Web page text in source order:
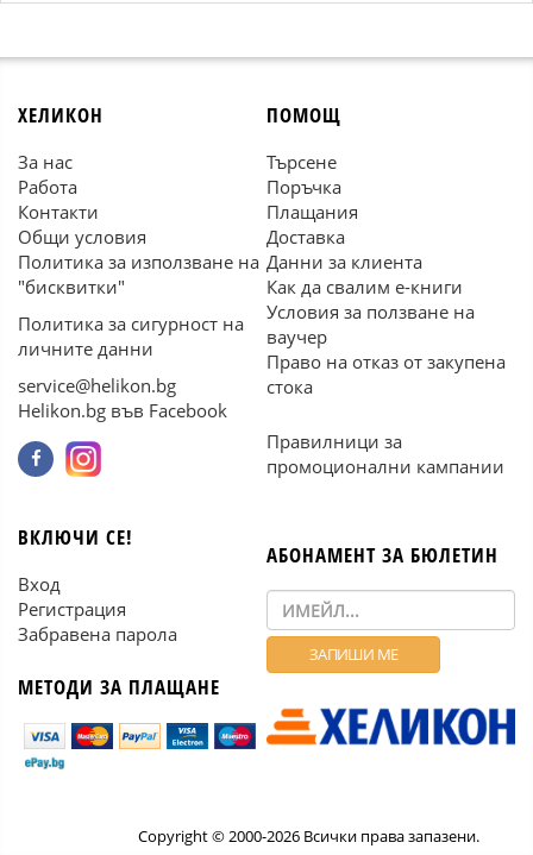
ХЕЛИКОН
За нас
Работа
Контакти
Общи условия
Политика за използване на
"бисквитки"
Политика за сигурност на
личните данни
service@helikon.bg
Helikon.bg във Facebook
ПОМОЩ
Търсене
Поръчка
Плащания
Доставка
Данни за клиента
Как да свалим е-книги
Условия за ползване на
ваучер
Право на отказ от закупена
стока
Правилници за
промоционални кампании
ВКЛЮЧИ СЕ!
Вход
Регистрация
Забравена парола
МЕТОДИ ЗА ПЛАЩАНЕ
АБОНАМЕНТ ЗА БЮЛЕТИН
Copyright © 2000-2026 Всички права запазени.